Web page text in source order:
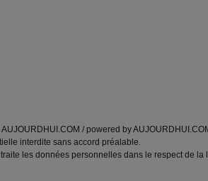
/ powered by
interdite sans accord préalable.
les données personnelles dans le respect de